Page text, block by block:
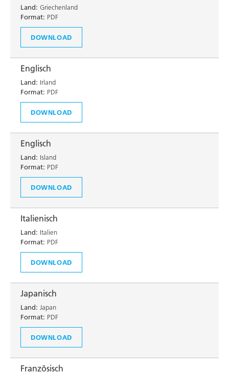
Land: Griechenland
Format: PDF
DOWNLOAD
Englisch
Land: Irland
Format: PDF
DOWNLOAD
Englisch
Land: Island
Format: PDF
DOWNLOAD
Italienisch
Land: Italien
Format: PDF
DOWNLOAD
Japanisch
Land: Japan
Format: PDF
DOWNLOAD
Französisch